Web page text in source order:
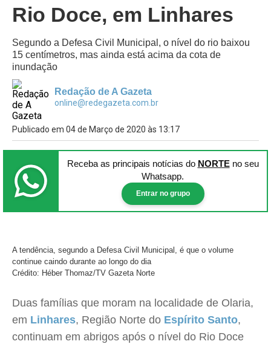
Rio Doce, em Linhares
Segundo a Defesa Civil Municipal, o nível do rio baixou
15 centímetros, mas ainda está acima da cota de
inundação
Redação de A Gazeta
online@redegazeta.com.br
Publicado em 04 de Março de 2020 às 13:17
Receba as principais notícias do NORTEno seu
Whatsapp.
Entrar no grupo
A tendência, segundo a Defesa Civil Municipal, é que o volume
continue caindo durante ao longo do dia
Crédito: Héber Thomaz/TV Gazeta Norte
Duas famílias que moram na localidade de Olaria,
em Linhares, Região Norte do Espírito Santo,
continuam em abrigos após o nível do Rio Doce